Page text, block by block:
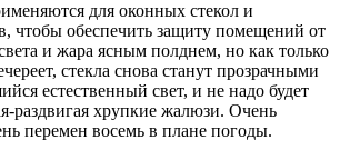
для оконных стекол и
чтобы обеспечить защиту помещений от
и жара ясным полднем, но как только
стекла снова станут прозрачными
естественный свет, и не надо будет
раздвигая хрупкие жалюзи. Очень
перемен восемь в плане погоды.